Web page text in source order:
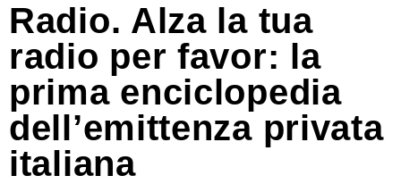
Radio. Alza la tua
radio per favor: la
prima enciclopedia
dell’emittenza privata
italiana